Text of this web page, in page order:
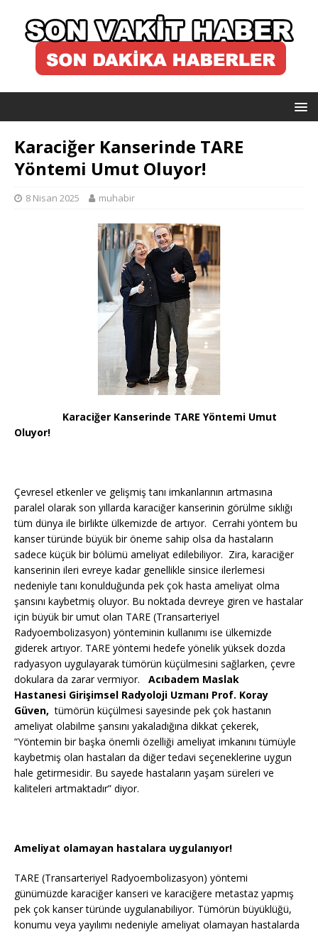
Karaciğer Kanserinde TARE
Yöntemi Umut Oluyor!
8 Nisan 2025 muhabir
Karaciğer Kanserinde TARE Yöntemi Umut
Oluyor!
Çevresel etkenler ve gelişmiş tanı imkanlarının artmasına
paralel olarak son yıllarda karaciğer kanserinin görülme sıklığı
tüm dünya ile birlikte ülkemizde de artıyor. Cerrahi yöntem bu
kanser türünde büyük bir öneme sahip olsa da hastaların
sadece küçük bir bölümü ameliyat edilebiliyor. Zira, karaciğer
kanserinin ileri evreye kadar genellikle sinsice ilerlemesi
nedeniyle tanı konulduğunda pek çok hasta ameliyat olma
şansını kaybetmiş oluyor. Bu noktada devreye giren ve hastalar
için büyük bir umut olan TARE (Transarteriyel
Radyoembolizasyon) yönteminin kullanımı ise ülkemizde
giderek artıyor. TARE yöntemi hedefe yönelik yüksek dozda
radyasyon uygulayarak tümörün küçülmesini sağlarken, çevre
dokulara da zarar vermiyor. Acıbadem Maslak
Hastanesi Girişimsel Radyoloji Uzmanı Prof. Koray
Güven, tümörün küçülmesi sayesinde pek çok hastanın
ameliyat olabilme şansını yakaladığına dikkat çekerek,
“Yöntemin bir başka önemli özelliği ameliyat imkanını tümüyle
kaybetmiş olan hastaları da diğer tedavi seçeneklerine uygun
hale getirmesidir. Bu sayede hastaların yaşam süreleri ve
kaliteleri artmaktadır” diyor.
Ameliyat olamayan hastalara uygulanıyor!
TARE (Transarteriyel Radyoembolizasyon) yöntemi
günümüzde karaciğer kanseri ve karaciğere metastaz yapmış
pek çok kanser türünde uygulanabiliyor. Tümörün büyüklüğü,
konumu veya yayılımı nedeniyle ameliyat olamayan hastalarda